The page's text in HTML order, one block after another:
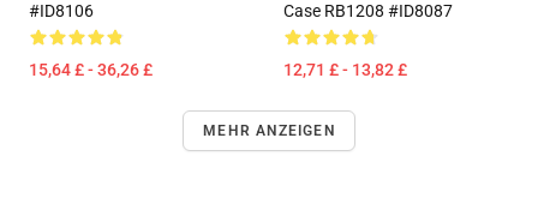
#ID8106
15,64 £ - 36,26 £
Case RB1208 #ID8087
12,71 £ - 13,82 £
MEHR ANZEIGEN